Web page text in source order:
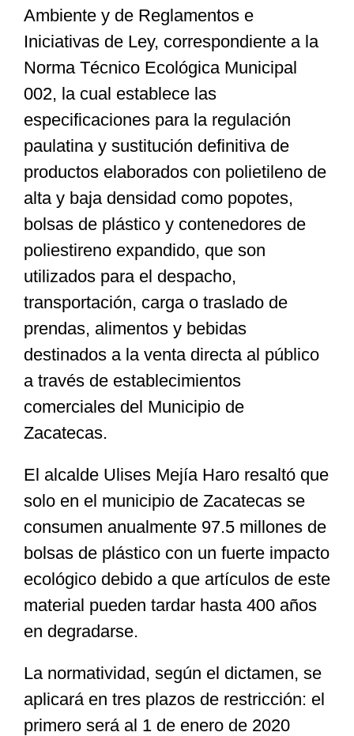
Ambiente y de Reglamentos e
Iniciativas de Ley, correspondiente a la
Norma Técnico Ecológica Municipal
002, la cual establece las
especificaciones para la regulación
paulatina y sustitución definitiva de
productos elaborados con polietileno de
alta y baja densidad como popotes,
bolsas de plástico y contenedores de
poliestireno expandido, que son
utilizados para el despacho,
transportación, carga o traslado de
prendas, alimentos y bebidas
destinados a la venta directa al público
a través de establecimientos
comerciales del Municipio de
Zacatecas.
El alcalde Ulises Mejía Haro resaltó que
solo en el municipio de Zacatecas se
consumen anualmente 97.5 millones de
bolsas de plástico con un fuerte impacto
ecológico debido a que artículos de este
material pueden tardar hasta 400 años
en degradarse.
La normatividad, según el dictamen, se
aplicará en tres plazos de restricción: el
primero será al 1 de enero de 2020